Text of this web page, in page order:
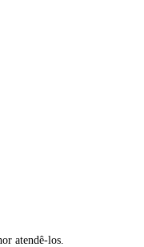
atendê-los.